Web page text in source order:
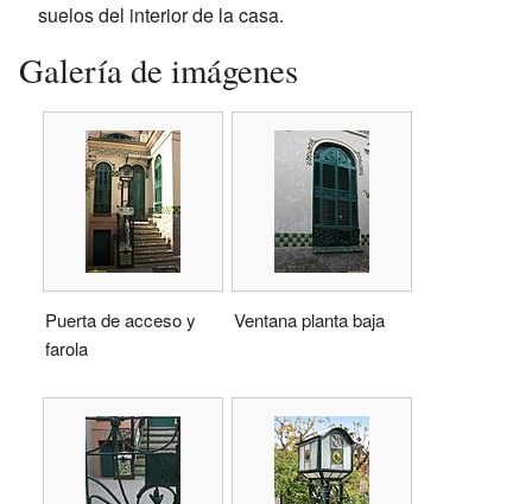
suelos del interior de la casa.
Galería de imágenes
Puerta de acceso y
farola
Ventana planta baja